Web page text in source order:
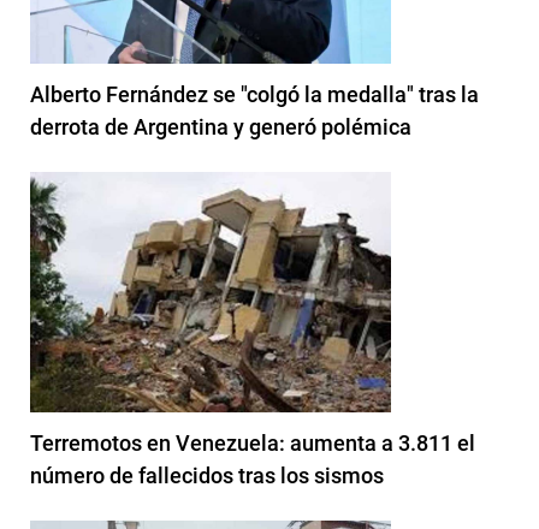
Alberto Fernández se "colgó la medalla" tras la
derrota de Argentina y generó polémica
Terremotos en Venezuela: aumenta a 3.811 el
número de fallecidos tras los sismos